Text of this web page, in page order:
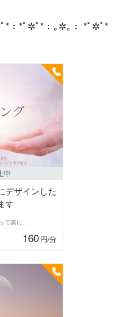
：*ﾟ✲ﾟ*：｡✲｡： *ﾟ✲ﾟ*
中
デザインした
す
ナオミep2自分を知って楽に生きる
160円/分